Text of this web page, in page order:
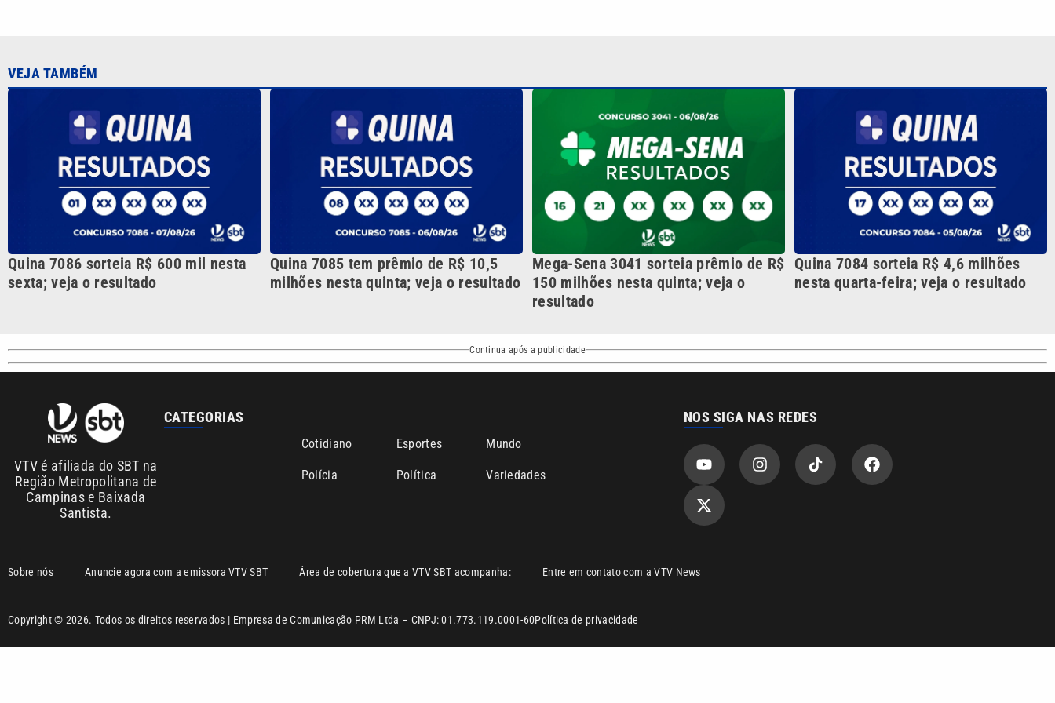
VEJA TAMBÉM
Quina 7086 sorteia R$ 600 mil nesta
sexta; veja o resultado
Quina 7085 tem prêmio de R$ 10,5
milhões nesta quinta; veja o resultado
Mega-Sena 3041 sorteia prêmio de R$
150 milhões nesta quinta; veja o
resultado
Quina 7084 sorteia R$ 4,6 milhões
nesta quarta-feira; veja o resultado
Continua após a publicidade
VTV é afiliada do SBT na
Região Metropolitana de
Campinas e Baixada
Santista.
CATEGORIAS
Cotidiano Esportes Mundo
Polícia Política Variedades
NOS SIGA NAS REDES
Sobre nós Anuncie agora com a emissora VTV SBT Área de cobertura que a VTV SBT acompanha: Entre em contato com a VTV News
Copyright © 2026. Todos os direitos reservados | Empresa de Comunicação PRM Ltda – CNPJ: 01.773.119.0001-60Política de privacidade